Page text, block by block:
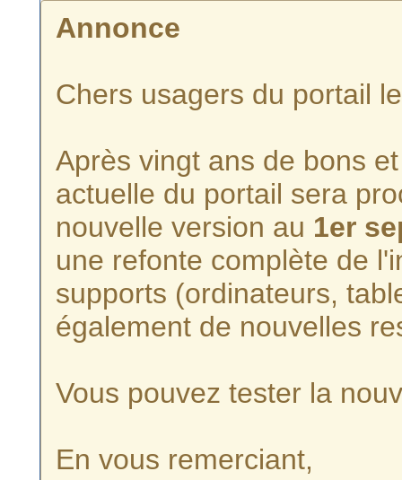
Annonce
Chers usagers du portail
Après vingt ans de bons
actuelle du portail sera
nouvelle version au 1er
une refonte complète de
supports (ordinateurs,
également de nouvelles
Vous pouvez tester la
En vous remerciant,